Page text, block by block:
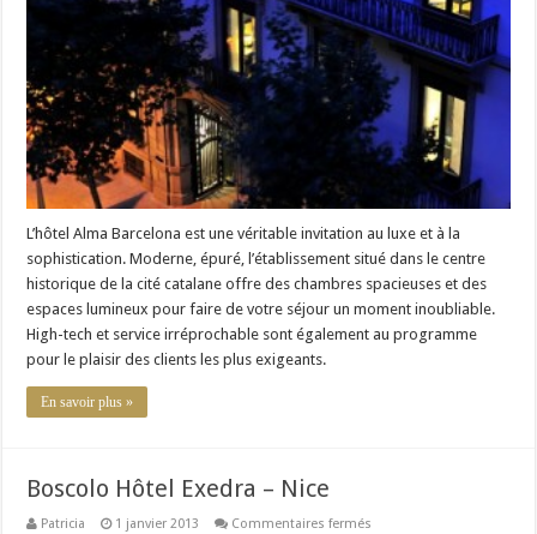
Barcelone
L’hôtel Alma Barcelona est une véritable invitation au luxe et à la
sophistication. Moderne, épuré, l’établissement situé dans le centre
historique de la cité catalane offre des chambres spacieuses et des
espaces lumineux pour faire de votre séjour un moment inoubliable.
High-tech et service irréprochable sont également au programme
pour le plaisir des clients les plus exigeants.
En savoir plus »
Boscolo Hôtel Exedra – Nice
Patricia 1 janvier 2013 Commentaires fermés